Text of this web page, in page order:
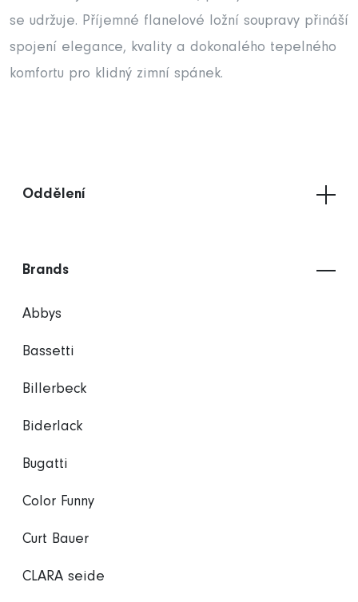
se udržuje. Příjemné flanelové ložní soupravy přináší
spojení elegance, kvality a dokonalého tepelného
komfortu pro klidný zimní spánek.
Oddělení
Brands
Abbys
Bassetti
Billerbeck
Biderlack
Bugatti
Color Funny
Curt Bauer
CLARA seide